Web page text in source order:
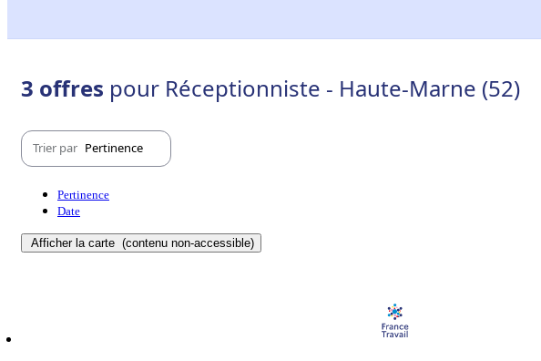
3 offres pour Réceptionniste - Haute-Marne (52)
Trier par Pertinence
Pertinence
Date
Afficher la carte (contenu non-accessible)